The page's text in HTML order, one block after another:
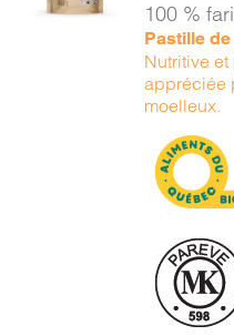
DÉTAILS 100 %
Pastille
Nutritive
appréciée
moelleux.